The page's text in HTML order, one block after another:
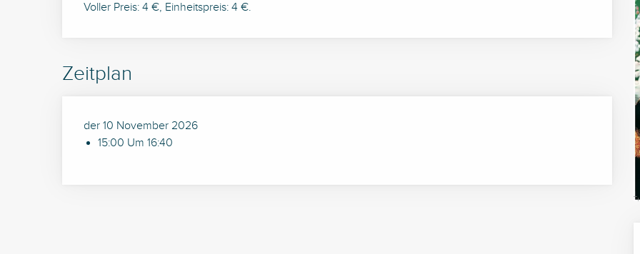
Voller Preis: 4 €, Einheitspreis: 4 €.
Zeitplan
der 10 November 2026
15:00 Um 16:40